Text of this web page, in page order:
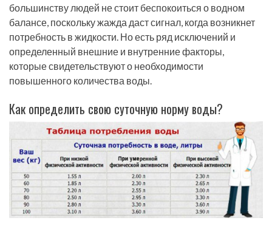
большинству людей не стоит беспокоиться о водном
балансе, поскольку жажда даст сигнал, когда возникнет
потребность в жидкости. Но есть ряд исключений и
определенный внешние и внутренние факторы,
которые свидетельствуют о необходимости
повышенного количества воды.
Как определить свою суточную норму воды?